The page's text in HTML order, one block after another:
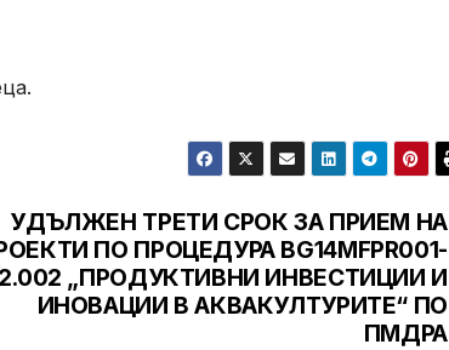
УДЪЛЖЕН ТРЕТИ СРОК ЗА ПРИЕМ НА
ПО ПРОЦЕДУРА BG14MFPR001-
2.002 „ПРОДУКТИВНИ ИНВЕСТИЦИИ И
ИНОВАЦИИ В АКВАКУЛТУРИТЕ“ ПО
ПМДРА